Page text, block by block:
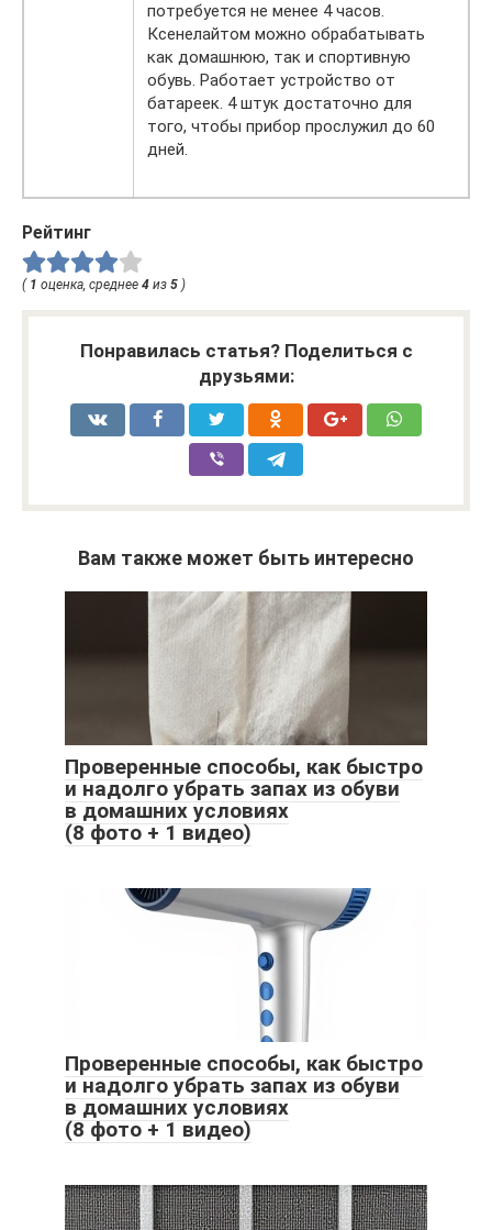
потребуется не менее 4 часов.
Ксенелайтом можно обрабатывать
как домашнюю, так и спортивную
обувь. Работает устройство от
батареек. 4 штук достаточно для
того, чтобы прибор прослужил до 60
дней.
Рейтинг
( 1 оценка, среднее 4 из 5 )
Понравилась статья? Поделиться с
друзьями:
Вам также может быть интересно
Проверенные способы, как быстро
и надолго убрать запах из обуви
в домашних условиях
(8 фото + 1 видео)
Проверенные способы, как быстро
и надолго убрать запах из обуви
в домашних условиях
(8 фото + 1 видео)